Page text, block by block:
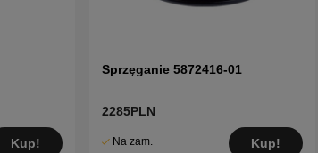
Kup!
Sprzęganie 5872416-01
2285PLN
Na zam.
Kup!